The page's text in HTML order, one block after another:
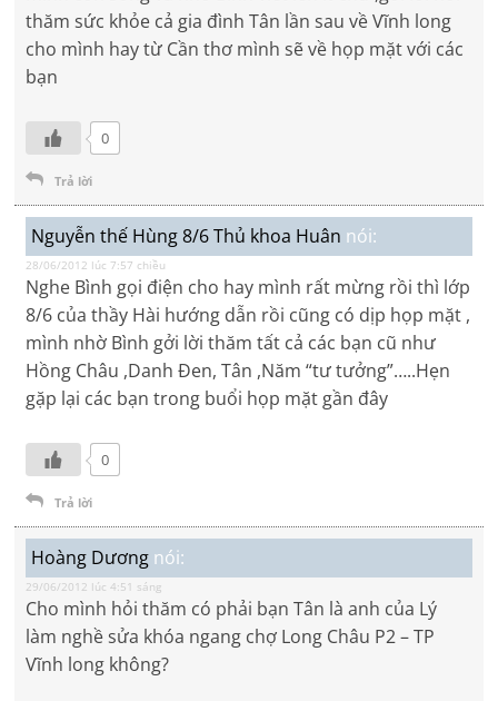
thăm sức khỏe cả gia đình Tân lần sau về Vĩnh long
cho mình hay từ Cần thơ mình sẽ về họp mặt với các
bạn
0
Trả lời
Nguyễn thế Hùng 8/6 Thủ khoa Huân nói:
28/06/2012 lúc 7:57 chiều
Nghe Bình gọi điện cho hay mình rất mừng rồi thì lớp
8/6 của thầy Hài hướng dẫn rồi cũng có dịp họp mặt ,
mình nhờ Bình gởi lời thăm tất cả các bạn cũ như
Hồng Châu ,Danh Đen, Tân ,Năm “tư tưởng”…..Hẹn
gặp lại các bạn trong buổi họp mặt gần đây
0
Trả lời
Hoàng Dương nói:
29/06/2012 lúc 4:51 sáng
Cho mình hỏi thăm có phải bạn Tân là anh của Lý
làm nghề sửa khóa ngang chợ Long Châu P2 – TP
Vĩnh long không?